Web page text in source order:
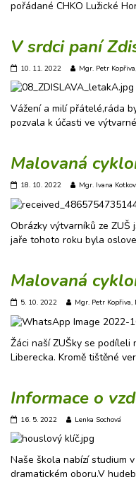
pořádané CHKO Lužické
V srdci paní
10. 11. 2022 Mgr. Petr
Vážení a milí přátelé,ráda
pozvala k účasti ve
Malovaná
18. 10. 2022 Mgr. Ivana
Obrázky výtvarníků ze ZUŠ
jaře tohoto roku byla
Malovaná
5. 10. 2022 Mgr. Petr Kopřiva,
Žáci naší ZUŠky se podíleli
Liberecka. Kromě tištěné
Informace o
16. 5. 2022 Lenka Sochová
Naše škola nabízí studium
dramatickém oboru.V